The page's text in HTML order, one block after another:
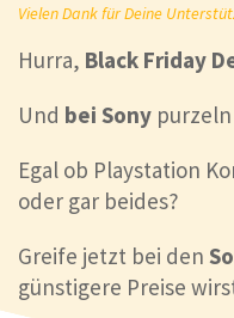
Vielen Dank für Deine
Hurra, Black Friday
Und bei Sony
Egal ob Playstation
oder gar beides?
Greife jetzt bei den
günstigere Preise